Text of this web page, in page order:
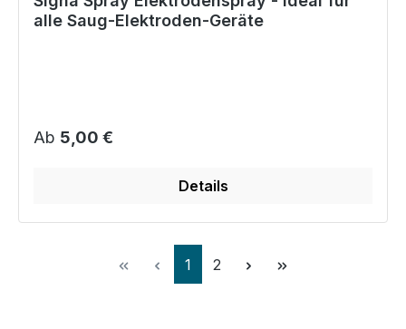
alle Saug-Elektroden-Geräte
Regulärer Preis:
Ab 5,00 €
Details
Seite
1 Seite
2